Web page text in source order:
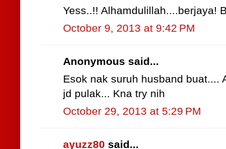
Yess..!! Alhamdulillah....berjaya!
October 9, 2013 at 9:42 PM
Anonymous said...
Esok nak suruh husband buat....
jd pulak... Kna try nih
October 29, 2013 at 5:29 PM
ayuzz80 said...